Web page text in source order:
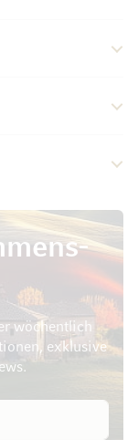
wöchentlich
exklusive